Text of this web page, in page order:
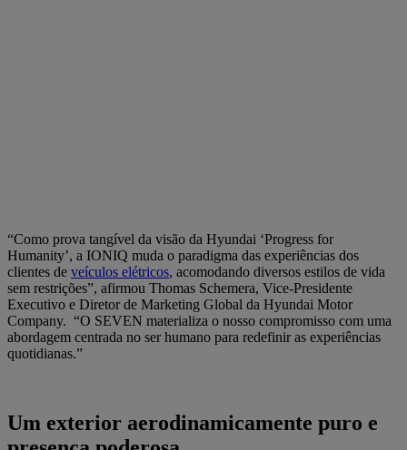
“Como prova tangível da visão da Hyundai ‘Progress for
Humanity’, a IONIQ muda o paradigma das experiências dos
clientes de veículos elétricos, acomodando diversos estilos de vida
sem restrições”, afirmou Thomas Schemera, Vice-Presidente
Executivo e Diretor de Marketing Global da Hyundai Motor
Company. “O SEVEN materializa o nosso compromisso com uma
abordagem centrada no ser humano para redefinir as experiências
quotidianas.”
Um exterior aerodinamicamente puro e